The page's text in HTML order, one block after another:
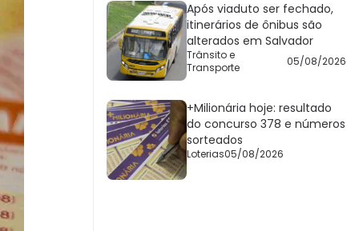
Após viaduto ser fechado,
itinerários de ônibus são
alterados em Salvador
Trânsito e
Transporte
05/08/2026
+Milionária hoje: resultado
do concurso 378 e números
sorteados
Loterias05/08/2026